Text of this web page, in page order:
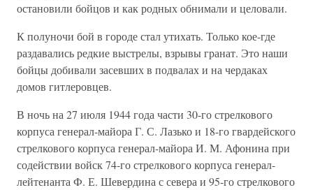
остановили бойцов и как родных обнимали и целовали.
К полуночи бой в городе стал утихать. Только кое-где
раздавались редкие выстрелы, взрывы гранат. Это наши
бойцы добивали засевших в подвалах и на чердаках
домов гитлеровцев.
В ночь на 27 июля 1944 года части 30-го стрелкового
корпуса гене­рал-майора Г. С. Лазько и 18-го гвардейского
стрелкового корпуса генерал-майора И. М. Афонина при
содействии войск 74-го стрелково­го корпуса генерал-
лейтенанта Ф. Е. Шевердина с севера и 95-го стрелкового